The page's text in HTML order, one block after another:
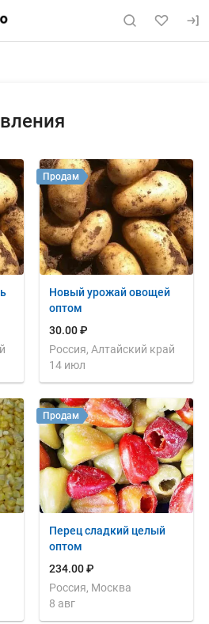
по сайту fruitinfo.ru
Новый урожай овощей
оптом
30.00 ₽
Россия, Алтайский край
14 июл
Продам
Перец сладкий целый
оптом
234.00 ₽
Россия, Москва
8 авг
Продам